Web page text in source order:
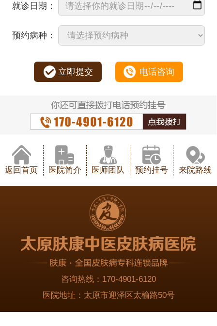
就诊日期：
预约病种：
立即提交 电话咨询
返回首页 医院简介 医师团队 预约挂号 来院路线
咨询热线： 170-4901-6120
医院地址： 太原市迎泽区太榆路50号